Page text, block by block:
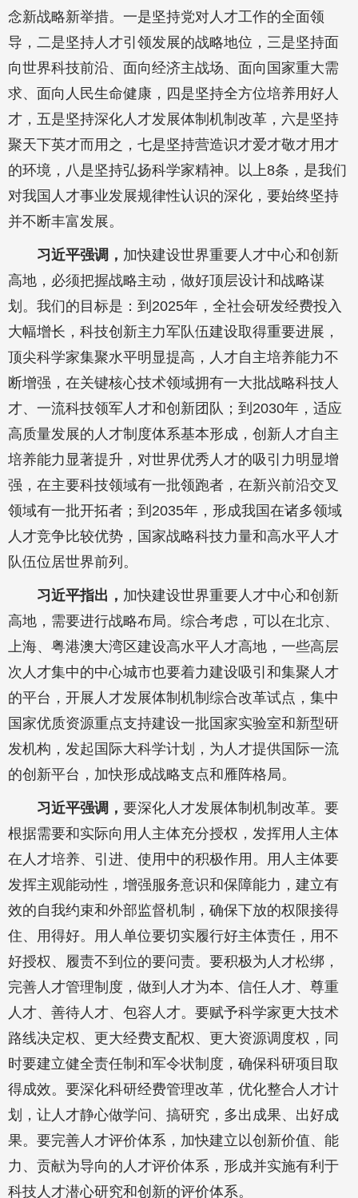
念新战略新举措。一是坚持党对人才工作的全面领
导，二是坚持人才引领发展的战略地位，三是坚持面
向世界科技前沿、面向经济主战场、面向国家重大需
求、面向人民生命健康，四是坚持全方位培养用好人
才，五是坚持深化人才发展体制机制改革，六是坚持
聚天下英才而用之，七是坚持营造识才爱才敬才用才
的环境，八是坚持弘扬科学家精神。以上8条，是我们
对我国人才事业发展规律性认识的深化，要始终坚持
并不断丰富发展。
习近平强调， 加快建设世界重要人才中心和创新
高地，必须把握战略主动，做好顶层设计和战略谋
划。我们的目标是：到2025年，全社会研发经费投入
大幅增长，科技创新主力军队伍建设取得重要进展，
顶尖科学家集聚水平明显提高，人才自主培养能力不
断增强，在关键核心技术领域拥有一大批战略科技人
才、一流科技领军人才和创新团队；到2030年，适应
高质量发展的人才制度体系基本形成，创新人才自主
培养能力显著提升，对世界优秀人才的吸引力明显增
强，在主要科技领域有一批领跑者，在新兴前沿交叉
领域有一批开拓者；到2035年，形成我国在诸多领域
人才竞争比较优势，国家战略科技力量和高水平人才
队伍位居世界前列。
习近平指出， 加快建设世界重要人才中心和创新
高地，需要进行战略布局。综合考虑，可以在北京、
上海、粤港澳大湾区建设高水平人才高地，一些高层
次人才集中的中心城市也要着力建设吸引和集聚人才
的平台，开展人才发展体制机制综合改革试点，集中
国家优质资源重点支持建设一批国家实验室和新型研
发机构，发起国际大科学计划，为人才提供国际一流
的创新平台，加快形成战略支点和雁阵格局。
习近平强调， 要深化人才发展体制机制改革。要
根据需要和实际向用人主体充分授权，发挥用人主体
在人才培养、引进、使用中的积极作用。用人主体要
发挥主观能动性，增强服务意识和保障能力，建立有
效的自我约束和外部监督机制，确保下放的权限接得
住、用得好。用人单位要切实履行好主体责任，用不
好授权、履责不到位的要问责。要积极为人才松绑，
完善人才管理制度，做到人才为本、信任人才、尊重
人才、善待人才、包容人才。要赋予科学家更大技术
路线决定权、更大经费支配权、更大资源调度权，同
时要建立健全责任制和军令状制度，确保科研项目取
得成效。要深化科研经费管理改革，优化整合人才计
划，让人才静心做学问、搞研究，多出成果、出好成
果。要完善人才评价体系，加快建立以创新价值、能
力、贡献为导向的人才评价体系，形成并实施有利于
科技人才潜心研究和创新的评价体系。